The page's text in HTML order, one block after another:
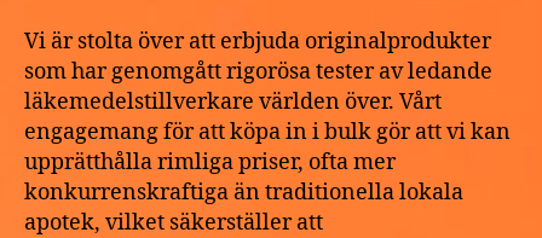
Vi är stolta över att erbjuda originalprodukter
som har genomgått rigorösa tester av ledande
läkemedelstillverkare världen över. Vårt
engagemang för att köpa in i bulk gör att vi kan
upprätthålla rimliga priser, ofta mer
konkurrenskraftiga än traditionella lokala
apotek, vilket säkerställer att